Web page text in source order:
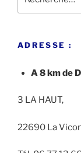
pour
ADRESSE :
A 8 km de
3 LA HAUT,
22690 La